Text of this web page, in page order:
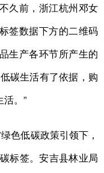
久前，浙江杭州邓女
签数据下方的二维码
生产各环节所产生的
碳生活有了依据，购
。”
色低碳政策引领下，
标签。安吉县林业局